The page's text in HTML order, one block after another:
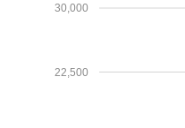
22,500
30,000